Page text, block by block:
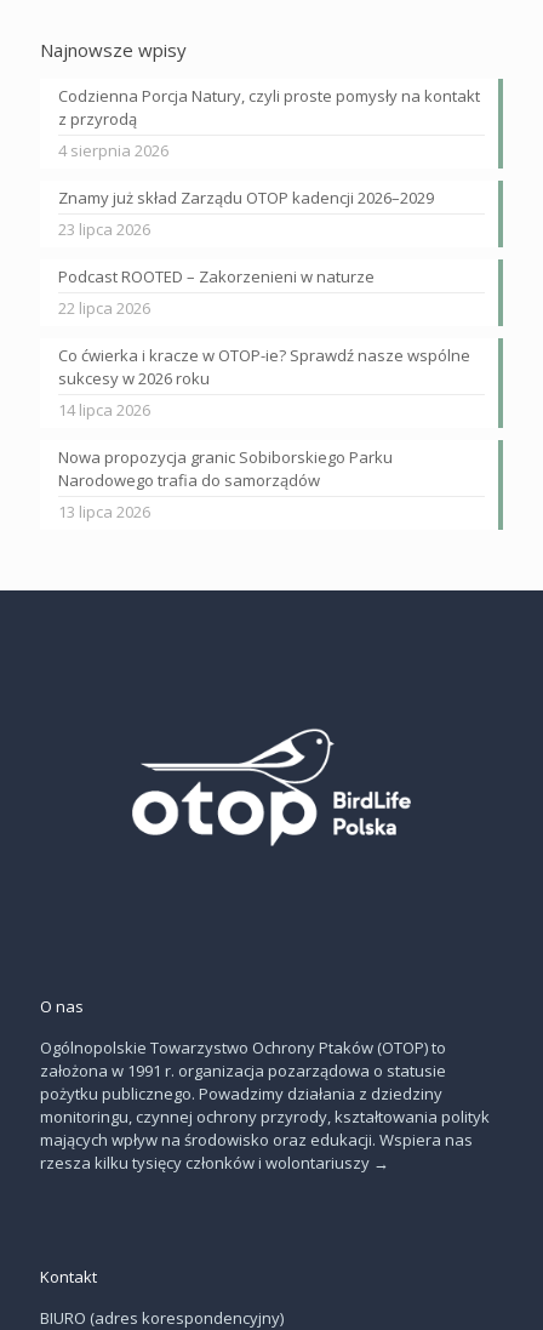
Najnowsze wpisy
Codzienna Porcja Natury, czyli proste pomysły na kontakt
z przyrodą
4 sierpnia 2026
Znamy już skład Zarządu OTOP kadencji 2026–2029
23 lipca 2026
Podcast ROOTED – Zakorzenieni w naturze
22 lipca 2026
Co ćwierka i kracze w OTOP-ie? Sprawdź nasze wspólne
sukcesy w 2026 roku
14 lipca 2026
Nowa propozycja granic Sobiborskiego Parku
Narodowego trafia do samorządów
13 lipca 2026
O nas
Ogólnopolskie Towarzystwo Ochrony Ptaków (OTOP) to
założona w 1991 r. organizacja pozarządowa o statusie
pożytku publicznego. Powadzimy działania z dziedziny
monitoringu, czynnej ochrony przyrody, kształtowania polityk
mających wpływ na środowisko oraz edukacji. Wspiera nas
rzesza kilku tysięcy członków i wolontariuszy →
Kontakt
BIURO (adres korespondencyjny)